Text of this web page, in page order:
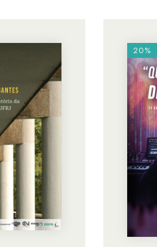
20%